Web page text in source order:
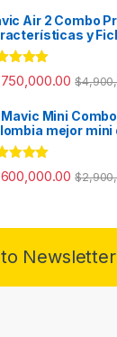
Air 2 Combo
y
con
de 5 $
Mavic Mini
mejor mini
con
de 5 $
Newsletter